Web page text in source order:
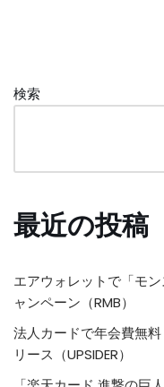
検索
最近の投稿
エアウォレットで「モ
ャンペーン（RMB）
法人カードで年会費無
リース（UPSIDER）